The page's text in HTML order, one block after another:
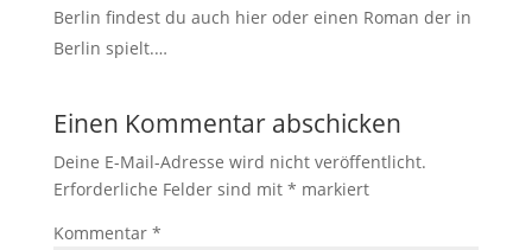
Berlin findest du auch hier oder einen Roman der in
Berlin spielt.…
Einen Kommentar abschicken
Deine E-Mail-Adresse wird nicht veröffentlicht.
Erforderliche Felder sind mit * markiert
Kommentar *